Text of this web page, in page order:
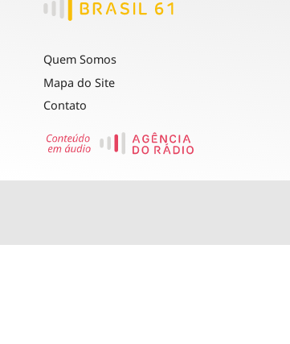
Quem Somos
Mapa do Site
Contato